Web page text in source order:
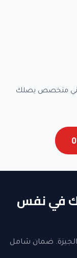
فني متخصص يصلك
في نفس
والجيزة. ضمان شامل